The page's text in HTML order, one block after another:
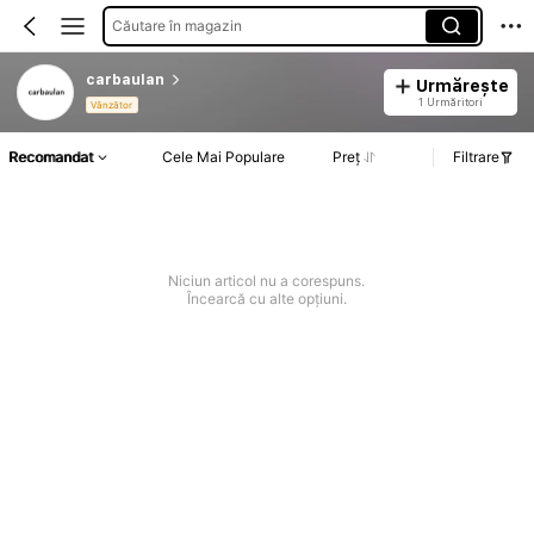
Căutare în magazin
carbaulan
Vânzător
Urmărește
1 Urmăritori
Recomandat Cele Mai Populare Preț Filtrare
Niciun articol nu a corespuns.
Încearcă cu alte opțiuni.